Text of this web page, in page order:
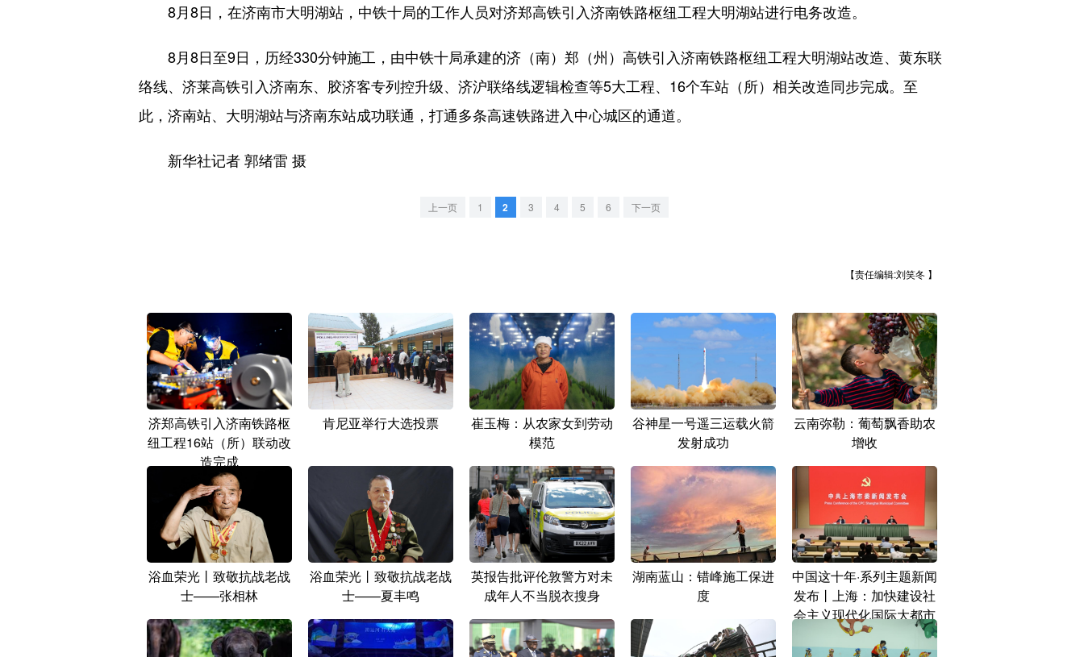
8月8日，在济南市大明湖站，中铁十局的工作人员对济郑高铁引入济南铁路枢纽工程大明湖站进行电务改造。
8月8日至9日，历经330分钟施工，由中铁十局承建的济（南）郑（州）高铁引入济南铁路枢纽工程大明湖站改造、黄东联
络线、济莱高铁引入济南东、胶济客专列控升级、济沪联络线逻辑检查等5大工程、16个车站（所）相关改造同步完成。至
此，济南站、大明湖站与济南东站成功联通，打通多条高速铁路进入中心城区的通道。
新华社记者 郭绪雷 摄
上一页 1 2 3 4 5 6 下一页
【责任编辑:刘笑冬 】
济郑高铁引入济南铁路枢
纽工程16站（所）联动改
造完成
肯尼亚举行大选投票
崔玉梅：从农家女到劳动
模范
谷神星一号遥三运载火箭
发射成功
云南弥勒：葡萄飘香助农
增收
浴血荣光丨致敬抗战老战
士——张相林
浴血荣光丨致敬抗战老战
士——夏丰鸣
英报告批评伦敦警方对未
成年人不当脱衣搜身
湖南蓝山：错峰施工保进
度
中国这十年·系列主题新闻
发布丨上海：加快建设社
会主义现代化国际大都市